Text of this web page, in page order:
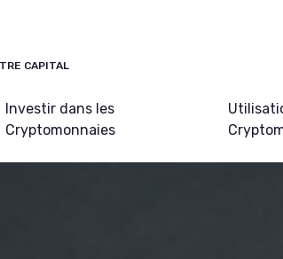
CAPITAL
Investir dans les
Cryptomonnaies